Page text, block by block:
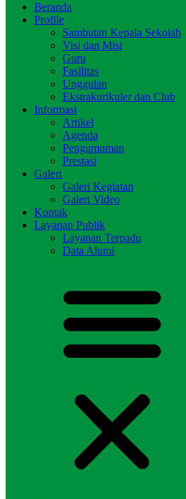
Beranda
Profile
Sambutan Kepala Sekolah
Visi dan Misi
Guru
Fasilitas
Unggulan
Ekstrakurikuler dan Club
Informasi
Artikel
Agenda
Pengumuman
Prestasi
Galeri
Galeri Kegiatan
Galeri Video
Kontak
Layanan Publik
Layanan Terpadu
Data Alumi